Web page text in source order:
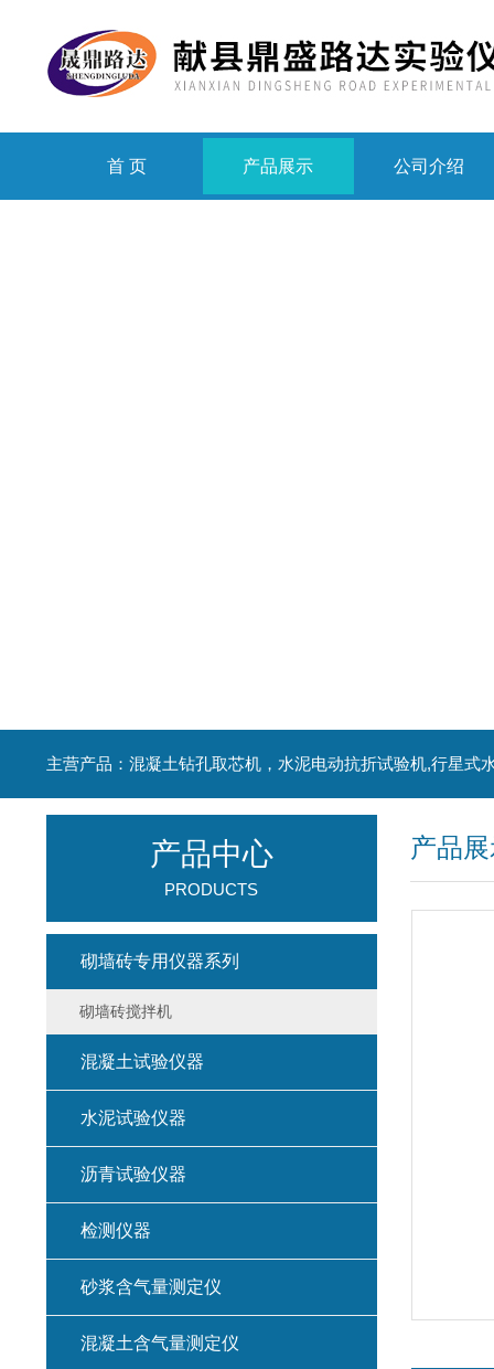
首 页 产品展示 公司介绍
产品
产品中心
PRODUCTS
砌墙砖专用仪器系列
砌墙砖搅拌机
混凝土试验仪器
水泥试验仪器
沥青试验仪器
检测仪器
砂浆含气量测定仪
混凝土含气量测定仪